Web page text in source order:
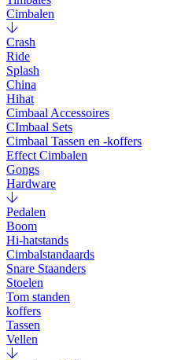
Cimbalen
Crash
Ride
Splash
China
Hihat
Cimbaal Accessoires
CImbaal Sets
Cimbaal Tassen en -koffers
Effect Cimbalen
Gongs
Hardware
Pedalen
Boom
Hi-hatstands
Cimbalstandaards
Snare Staanders
Stoelen
Tom standen
koffers
Tassen
Vellen